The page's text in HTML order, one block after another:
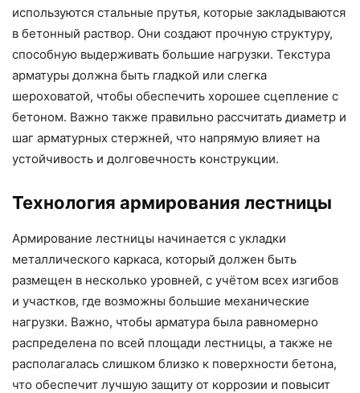
используются стальные прутья, которые закладываются
в бетонный раствор. Они создают прочную структуру,
способную выдерживать большие нагрузки. Текстура
арматуры должна быть гладкой или слегка
шероховатой, чтобы обеспечить хорошее сцепление с
бетоном. Важно также правильно рассчитать диаметр и
шаг арматурных стержней, что напрямую влияет на
устойчивость и долговечность конструкции.
Технология армирования лестницы
Армирование лестницы начинается с укладки
металлического каркаса, который должен быть
размещен в несколько уровней, с учётом всех изгибов
и участков, где возможны большие механические
нагрузки. Важно, чтобы арматура была равномерно
распределена по всей площади лестницы, а также не
располагалась слишком близко к поверхности бетона,
что обеспечит лучшую защиту от коррозии и повысит